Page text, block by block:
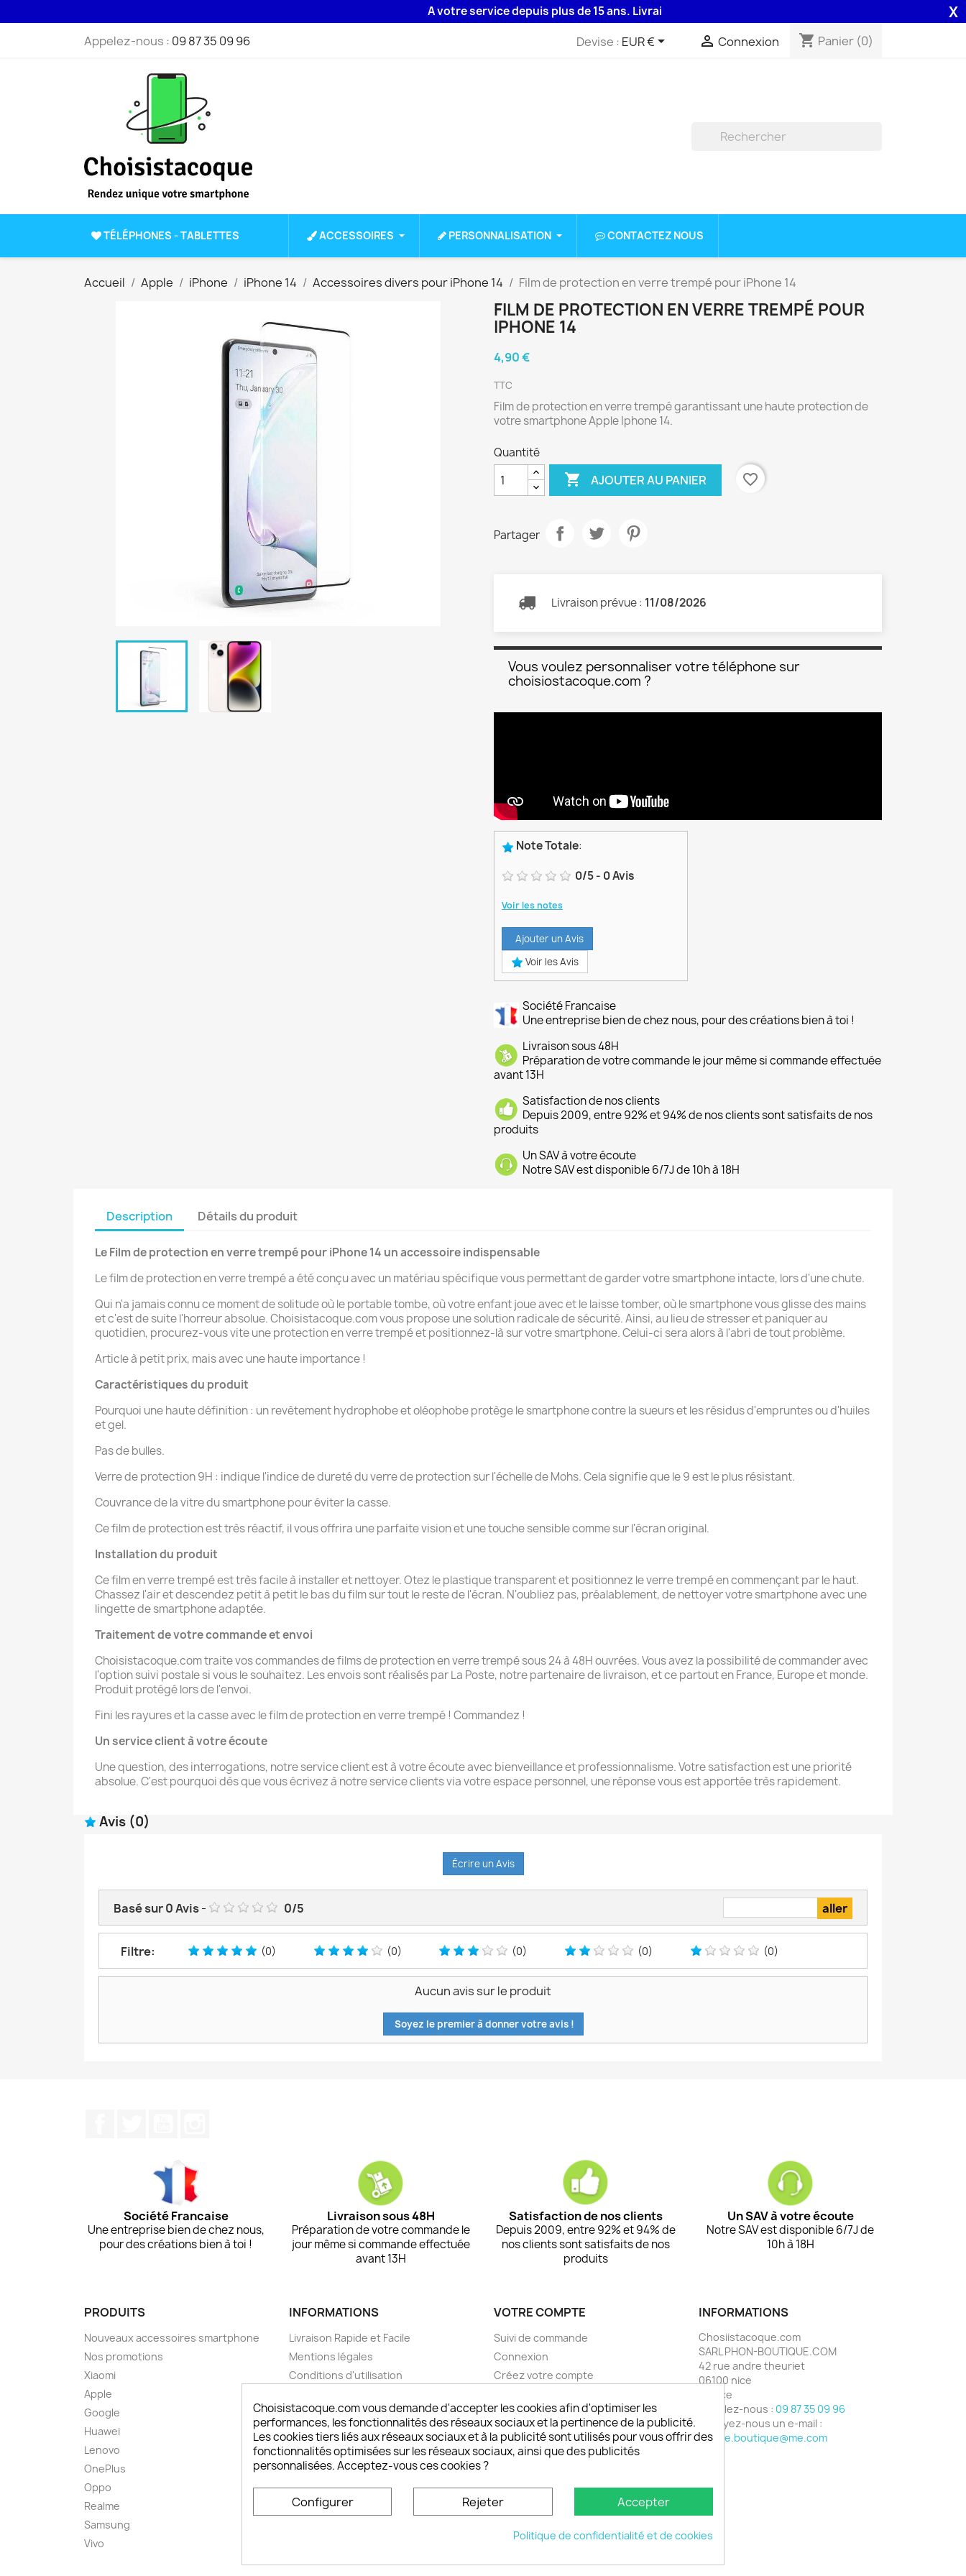
A votre service depuis plus de 15 ans. Livraison 48H assurée par la Poste . X
Appelez-nous : 09 87 35 09 96 Devise : EUR €  Connexion shopping_cart Panier (0)
TÉLÉPHONES - TABLETTES ACCESSOIRES PERSONNALISATION CONTACTEZ NOUS
Accueil Apple iPhone iPhone 14 Accessoires divers pour iPhone 14 Film de protection en verre trempé pour iPhone 14
FILM DE PROTECTION EN VERRE TREMPÉ POUR
IPHONE 14
4,90 €
TTC
Film de protection en verre trempé garantissant une haute protection de
votre smartphone Apple Iphone 14.
Quantité
 AJOUTER AU PANIER favorite_border
Partager
Livraison prévue : 11/08/2026
Vous voulez personnaliser votre téléphone sur
choisiostacoque.com ?
Note Totale:
0/5- 0Avis
Voir les notes
Ajouter un Avis
Voir les Avis
Société Francaise
Une entreprise bien de chez nous, pour des créations bien à toi !
Livraison sous 48H
Préparation de votre commande le jour même si commande effectuée
avant 13H
Satisfaction de nos clients
Depuis 2009, entre 92% et 94% de nos clients sont satisfaits de nos
produits
Un SAV à votre écoute
Notre SAV est disponible 6/7J de 10h à 18H
Description Détails du produit
Le Film de protection en verre trempé pour iPhone 14 un accessoire indispensable
Le film de protection en verre trempé a été conçu avec un matériau spécifique vous permettant de garder votre smartphone intacte, lors d'une chute.
Qui n'a jamais connu ce moment de solitude où le portable tombe, où votre enfant joue avec et le laisse tomber, où le smartphone vous glisse des mains
et c'est de suite l'horreur absolue. Choisistacoque.com vous propose une solution radicale de sécurité. Ainsi, au lieu de stresser et paniquer au
quotidien, procurez-vous vite une protection en verre trempé et positionnez-là sur votre smartphone. Celui-ci sera alors à l'abri de tout problème.
Article à petit prix, mais avec une haute importance !
Caractéristiques du produit
Pourquoi une haute définition : un revêtement hydrophobe et oléophobe protège le smartphone contre la sueurs et les résidus d'empruntes ou d'huiles
et gel.
Pas de bulles.
Verre de protection 9H : indique l'indice de dureté du verre de protection sur l'échelle de Mohs. Cela signifie que le 9 est le plus résistant.
Couvrance de la vitre du smartphone pour éviter la casse.
Ce film de protection est très réactif, il vous offrira une parfaite vision et une touche sensible comme sur l'écran original.
Installation du produit
Ce film en verre trempé est très facile à installer et nettoyer. Otez le plastique transparent et positionnez le verre trempé en commençant par le haut.
Chassez l'air et descendez petit à petit le bas du film sur tout le reste de l'écran. N'oubliez pas, préalablement, de nettoyer votre smartphone avec une
lingette de smartphone adaptée.
Traitement de votre commande etenvoi
Choisistacoque.com traite vos commandes de films de protection en verre trempé sous 24 à 48H ouvrées. Vous avez la possibilité de commander avec
l'option suivi postale si vous le souhaitez. Les envois sont réalisés par La Poste, notre partenaire de livraison, et ce partout en France, Europe et monde.
Produit protégé lors de l'envoi.
Fini les rayures et la casse avec le film de protection en verre trempé ! Commandez !
Un service client à votre écoute
Une question, des interrogations, notre service client est à votre écoute avec bienveillance et professionnalisme. Votre satisfaction est une priorité
absolue. C'est pourquoi dès que vous écrivez à notre service clients via votre espace personnel, une réponse vous est apportée très rapidement.
Avis (0)
Écrire un Avis
Basé sur0Avis- 0/5
Filtre: (0) (0) (0) (0) (0)
Aucun avis sur le produit
Soyez le premier à donner votre avis !
Société Francaise
Une entreprise bien de chez nous,
pour des créations bien à toi !
Livraison sous 48H
Préparation de votre commande le
jour même si commande effectuée
avant 13H
Satisfaction de nos clients
Depuis 2009, entre 92% et 94% de
nos clients sont satisfaits de nos
produits
Un SAV à votre écoute
Notre SAV est disponible 6/7J de
10h à 18H
PRODUITS
Nouveaux accessoires smartphone
Nos promotions
Xiaomi
Apple
Google
Huawei
Lenovo
OnePlus
Oppo
Realme
Samsung
Vivo
INFORMATIONS
Livraison Rapide et Facile
Mentions légales
Conditions d'utilisation
Paiement sécurisé choisistacoque
Retours et remboursements
Livraison DOM TOM et outremer
FAQ choisistacoque
Comment personnaliser son
smartphone
VOTRE COMPTE
Suivi de commande
Connexion
Créez votre compte
INFORMATIONS
Chosiistacoque.com
SARL PHON-BOUTIQUE.COM
42 rue andre theuriet
06100 nice
France
Appelez-nous : 09 87 35 09 96
Envoyez-nous un e-mail :
phone.boutique@me.com
© 2026 - choisistacoque.com
Choisistacoque.com vous demande d'accepter les cookies afin d'optimiser les
performances, les fonctionnalités des réseaux sociaux et la pertinence de la publicité.
Les cookies tiers liés aux réseaux sociaux et à la publicité sont utilisés pour vous offrir des
fonctionnalités optimisées sur les réseaux sociaux, ainsi que des publicités
personnalisées. Acceptez-vous ces cookies ?
Configurer Rejeter Accepter
Politique de confidentialité et de cookies